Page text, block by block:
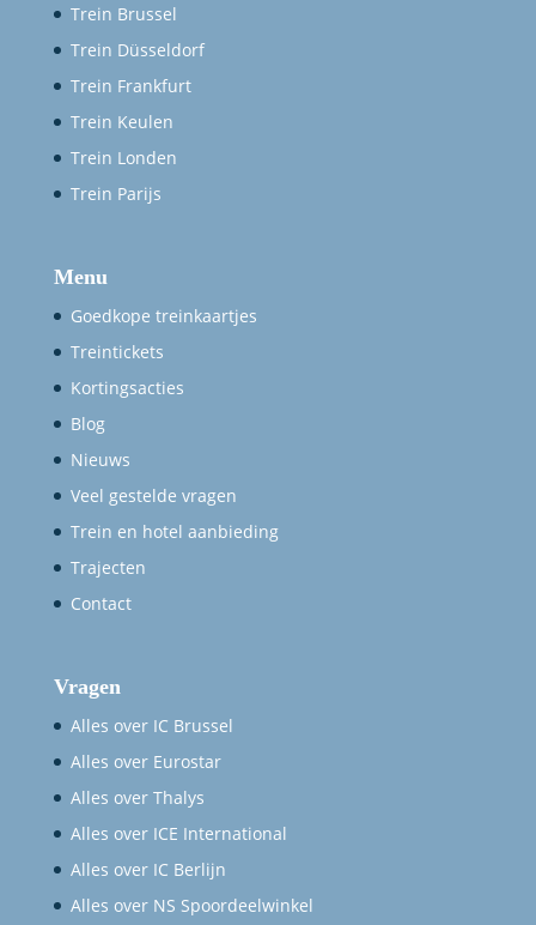
Trein Brussel
Trein Düsseldorf
Trein Frankfurt
Trein Keulen
Trein Londen
Trein Parijs
Menu
Goedkope treinkaartjes
Treintickets
Kortingsacties
Blog
Nieuws
Veel gestelde vragen
Trein en hotel aanbieding
Trajecten
Contact
Vragen
Alles over IC Brussel
Alles over Eurostar
Alles over Thalys
Alles over ICE International
Alles over IC Berlijn
Alles over NS Spoordeelwinkel